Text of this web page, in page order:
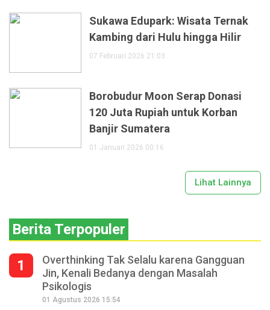
Sukawa Edupark: Wisata Ternak
Kambing dari Hulu hingga Hilir
07 Februari 2026 21:03
Borobudur Moon Serap Donasi
120 Juta Rupiah untuk Korban
Banjir Sumatera
01 Januari 2026 00:16
Lihat Lainnya
Berita Terpopuler
1
Overthinking Tak Selalu karena Gangguan
Jin, Kenali Bedanya dengan Masalah
Psikologis
01 Agustus 2026 15:54